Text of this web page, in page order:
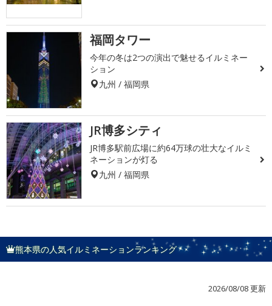
福岡タワー
今年の冬は2つの演出で魅せるイルミネー
ション
九州 / 福岡県
JR博多シティ
JR博多駅前広場に約64万球の壮大なイルミ
ネーションが灯る
九州 / 福岡県
熊本県の人気イルミネーションランキング
2026/08/08 更新